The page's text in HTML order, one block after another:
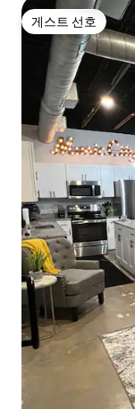
게스트 선호
게스트 선호